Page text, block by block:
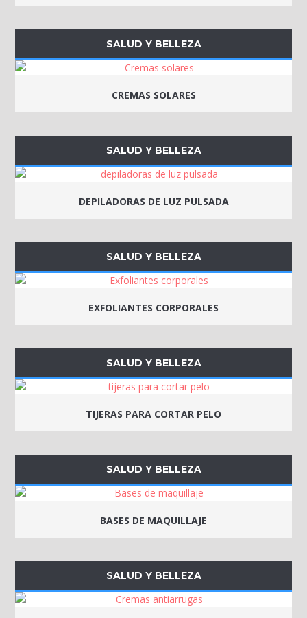
SALUD Y BELLEZA
CREMAS SOLARES
SALUD Y BELLEZA
DEPILADORAS DE LUZ PULSADA
SALUD Y BELLEZA
EXFOLIANTES CORPORALES
SALUD Y BELLEZA
TIJERAS PARA CORTAR PELO
SALUD Y BELLEZA
BASES DE MAQUILLAJE
SALUD Y BELLEZA